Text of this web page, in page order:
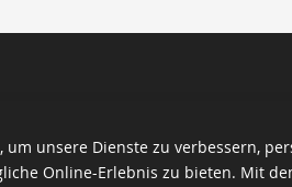
um unsere Dienste zu verbessern,
Online-Erlebnis zu bieten. Mit